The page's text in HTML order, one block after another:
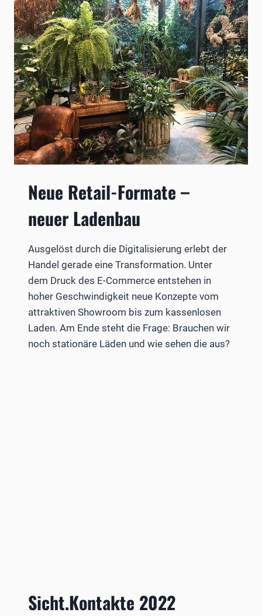
Neue Retail-Formate –
neuer Ladenbau
Ausgelöst durch die Digitalisierung erlebt der
Handel gerade eine Transformation. Unter
dem Druck des E-Commerce entstehen in
hoher Geschwindigkeit neue Konzepte vom
attraktiven Showroom bis zum kassenlosen
Laden. Am Ende steht die Frage: Brauchen wir
noch stationäre Läden und wie sehen die aus?
Sicht.Kontakte 2022